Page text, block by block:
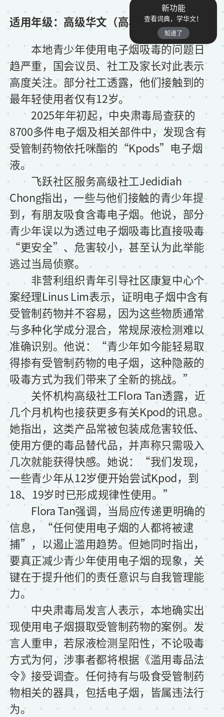
新功能
查看词典，学华文！
知道了
适用年级：高级华文（高年级）
本地青少年使用电子烟吸毒的问题日
趋严重，国会议员、社工及家长对此表示
高度关注。部分社工透露，他们接触到的
最年轻使用者仅有12岁。
2025年年初起，中央肃毒局查获的
8700多件电子烟及相关部件中，发现含有
受管制药物依托咪酯的“Kpods”电子烟
液。
飞跃社区服务高级社工Jedidiah
Chong指出，一些与他们接触的青少年提
到，有朋友吸食含毒电子烟。他说，部分
青少年误以为透过电子烟吸毒比直接吸毒
“更安全”、危害较小，甚至认为此举能
逃过当局侦察。
非营利组织青年引导社区康复中心个
案经理Linus Lim表示，证明电子烟中含有
受管制药物并不容易，因为这些物质通常
与多种化学成分混合，常规尿液检测难以
准确识别。他说：“青少年如今能轻易取
得掺有受管制药物的电子烟，这种隐蔽的
吸毒方式为我们带来了全新的挑战。”
关怀机构高级社工Flora Tan透露，近
几个月机构也接获更多有关Kpod的讯息。
她指出，这类产品常被包装成危害较低、
使用方便的毒品替代品，并声称只需吸入
几次就能获得快感。她说：“我们发现，
一些青少年从12岁便开始尝试Kpod，到
18、19岁时已形成规律性使用。”
Flora Tan强调，当局应传递更明确的
信息，“任何使用电子烟的人都将被逮
捕”，以遏止滥用趋势。但她同时指出，
要真正减少青少年使用电子烟的现象，关
键在于提升他们的责任意识与自我管理能
力。
中央肃毒局发言人表示，本地确实出
现使用电子烟摄取受管制药物的案例。发
言人重申，若尿液检测呈阳性，不论吸毒
方式为何，涉事者都将根据《滥用毒品法
令》接受调查。任何持有与吸食受管制药
物相关的器具，包括电子烟，皆属违法行
为。